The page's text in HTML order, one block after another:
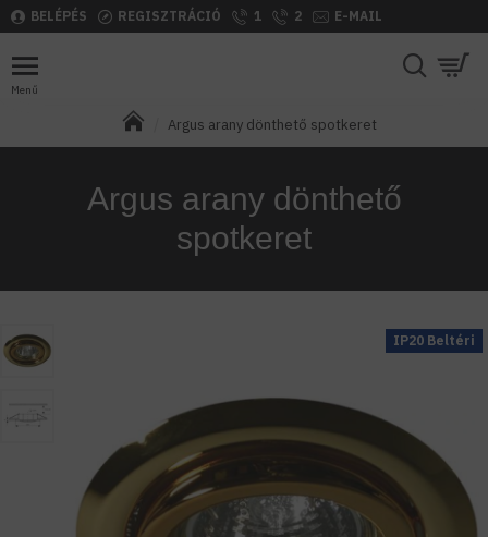
BELÉPÉS REGISZTRÁCIÓ 1 2 E-MAIL
Argus arany dönthető spotkeret
Argus arany dönthető
spotkeret
IP20 Beltéri